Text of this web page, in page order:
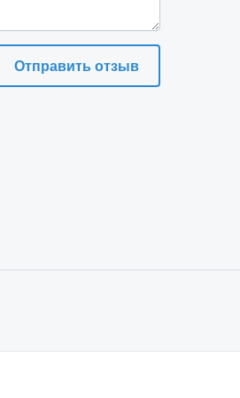
Отправить отзыв